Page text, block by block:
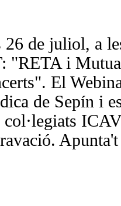
de juliol, a
"RETA i
El
de Sepín i